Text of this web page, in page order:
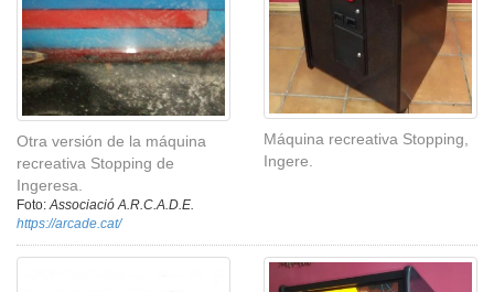
Otra versión de la máquina
recreativa Stopping de
Ingeresa.
Foto:Associació A.R.C.A.D.E.
https://arcade.cat/
Máquina recreativa Stopping,
Ingere.